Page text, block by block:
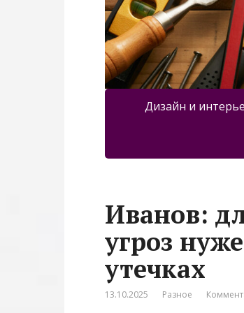
Дизайн и
Иванов:
угроз
утечках
13.10.2025 Разное